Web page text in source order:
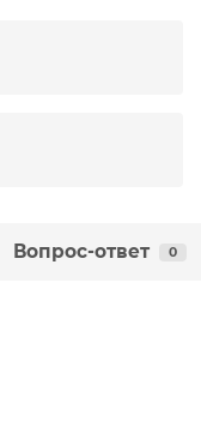
Вопрос-ответ 0